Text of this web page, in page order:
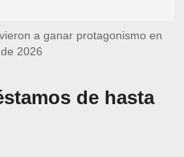
a ganar protagonismo en
2026
de hasta